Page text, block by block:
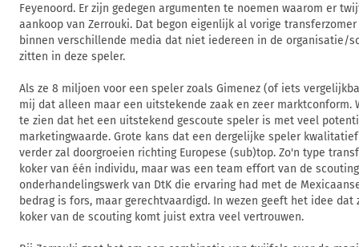
Feyenoord. Er zijn gedegen argumenten te noemen waarom er
aankoop van Zerrouki. Dat begon eigenlijk al vorige
binnen verschillende media dat niet iedereen in de organisatie/
zitten in deze speler.
Als ze 8 miljoen voor een speler zoals Gimenez (of iets
mij dat alleen maar een uitstekende zaak en zeer marktconform.
te zien dat het een uitstekend gescoute speler is met veel
marketingwaarde. Grote kans dat een dergelijke speler
verder zal doorgroeien richting Europese (sub)top. Zo'n type
koker van één individu, maar was een team effort van de
onderhandelingswerk van DtK die ervaring had met de
bedrag is fors, maar gerechtvaardigd. In wezen geeft het idee dat
koker van de scouting komt juist extra veel vertrouwen.